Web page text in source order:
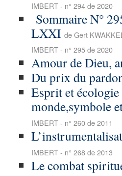
IMBERT - n° 294 de 2020
Sommaire N°
LXXI de Gert
IMBERT - n° 295 de 2020
Amour de Dieu,
Du prix du
Esprit et écologie
monde,symbole
IMBERT - n° 260 de 2011
IMBERT - n° 268 de 2013
Le combat